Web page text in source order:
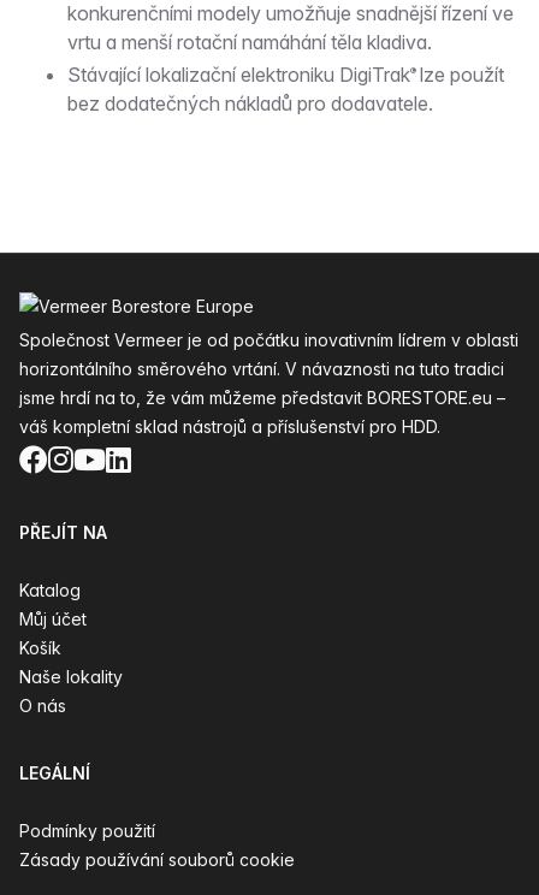
konkurenčními modely umožňuje snadnější řízení ve
vrtu a menší rotační namáhání těla kladiva.
Stávající lokalizační elektroniku DigiTrak® lze použít
bez dodatečných nákladů pro dodavatele.
Společnost Vermeer je od počátku inovativním lídrem v oblasti
horizontálního směrového vrtání. V návaznosti na tuto tradici
jsme hrdí na to, že vám můžeme představit BORESTORE.eu –
váš kompletní sklad nástrojů a příslušenství pro HDD.
Facebook
Instagram
YouTube
LinkedIn
PŘEJÍT NA
Katalog
Můj účet
Košík
Naše lokality
O nás
LEGÁLNÍ
Podmínky použití
Zásady používání souborů cookie